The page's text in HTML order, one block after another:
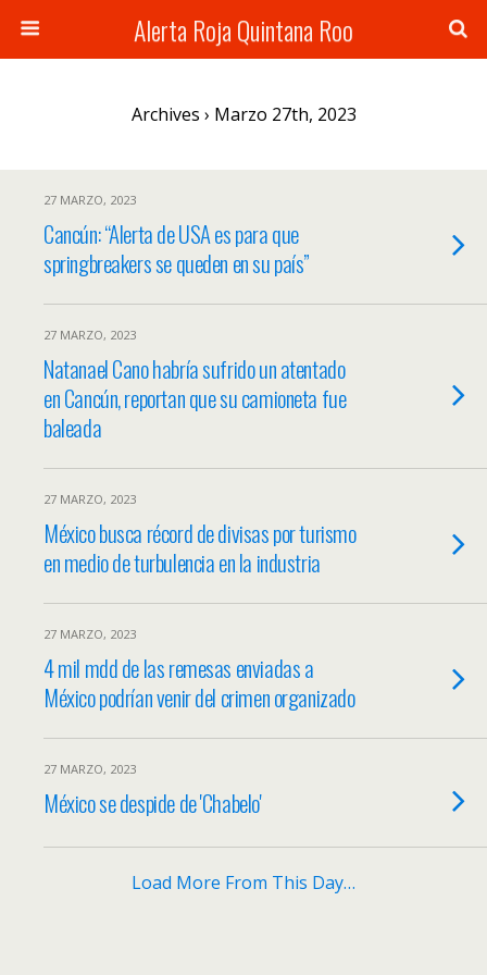
Alerta Roja Quintana Roo
Archives › Marzo 27th, 2023
27 MARZO, 2023
Cancún: “Alerta de USA es para que
springbreakers se queden en su país”
27 MARZO, 2023
Natanael Cano habría sufrido un atentado
en Cancún, reportan que su camioneta fue
baleada
27 MARZO, 2023
México busca récord de divisas por turismo
en medio de turbulencia en la industria
27 MARZO, 2023
4 mil mdd de las remesas enviadas a
México podrían venir del crimen organizado
27 MARZO, 2023
México se despide de 'Chabelo'
Load More From This Day…